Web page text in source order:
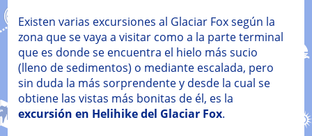
Existen varias excursiones al Glaciar Fox según la
zona que se vaya a visitar como a la parte terminal
que es donde se encuentra el hielo más sucio
(lleno de sedimentos) o mediante escalada, pero
sin duda la más sorprendente y desde la cual se
obtiene las vistas más bonitas de él, es la
excursión en Helihike del Glaciar Fox.